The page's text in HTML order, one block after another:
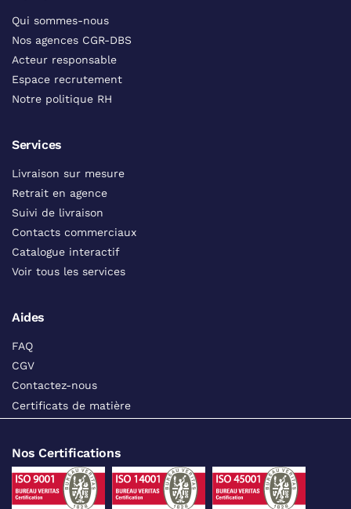
Qui sommes-nous
Nos agences CGR-DBS
Acteur responsable
Espace recrutement
Notre politique RH
Services
Livraison sur mesure
Retrait en agence
Suivi de livraison
Contacts commerciaux
Catalogue interactif
Voir tous les services
Aides
FAQ
CGV
Contactez-nous
Certificats de matière
Nos Certifications